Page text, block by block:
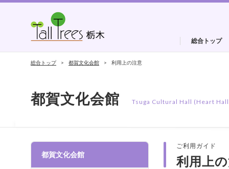
総合トップ
総合トップ 都賀文化会館 利用上の注意
都賀文化会館 Tsuga Cultural Hall (Heart
ご利用ガイド
利用上
都賀文化会館